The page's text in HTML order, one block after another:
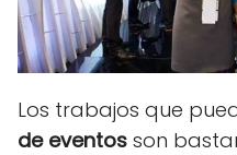
Los trabajos que
de eventos son